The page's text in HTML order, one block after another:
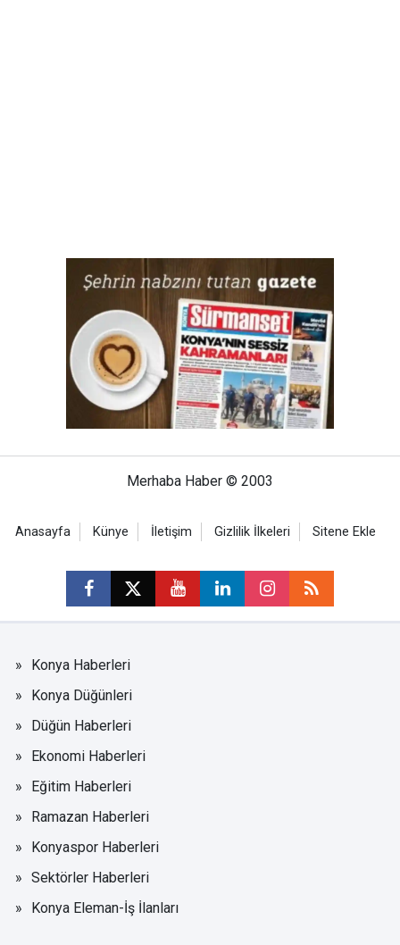
Merhaba Haber © 2003
Anasayfa Künye İletişim Gizlilik İlkeleri Sitene Ekle
Konya Haberleri
Konya Düğünleri
Düğün Haberleri
Ekonomi Haberleri
Eğitim Haberleri
Ramazan Haberleri
Konyaspor Haberleri
Sektörler Haberleri
Konya Eleman-İş İlanları